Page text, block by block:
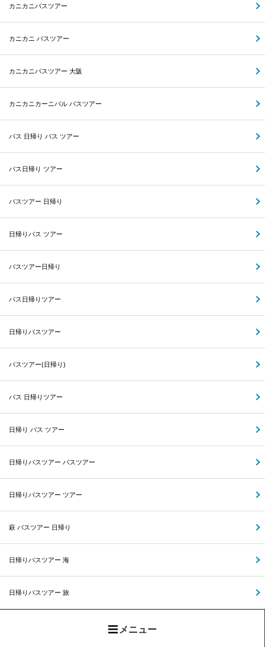
カニカニバスツアー
カニカニ バスツアー
カニカニバスツアー 大阪
カニカニカーニバル バスツアー
バス 日帰り バス ツアー
バス日帰り ツアー
バスツアー 日帰り
日帰りバス ツアー
バスツアー日帰り
バス日帰りツアー
日帰りバスツアー
バスツアー(日帰り)
バス 日帰りツアー
日帰り バス ツアー
日帰りバスツアー バスツアー
日帰りバスツアー ツアー
萩 バスツアー 日帰り
日帰りバスツアー 海
日帰りバスツアー 旅
メニュー